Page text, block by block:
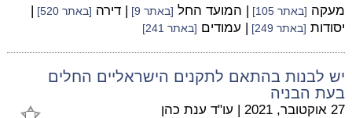
מעקה [באתר 105] | המועד החל [באתר 9] | דירה [באתר 520]
|
יסודות [באתר 249] | עמודים [באתר 241]
יש לבנות בהתאם לתקנים הישראליים החלים
בעת הבניה
27 אוקטובר, 2021 | עו"ד ענת כהן